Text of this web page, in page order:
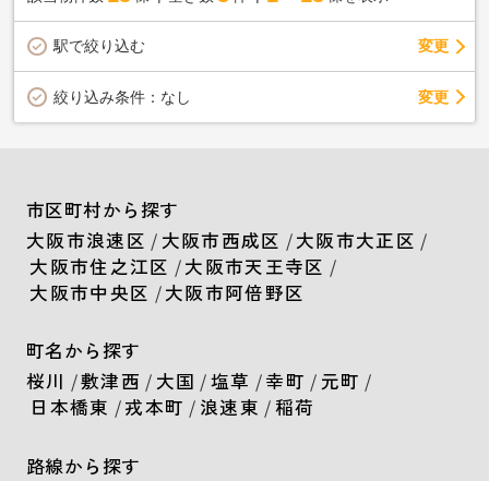
駅で絞り込む 変更
絞り込み条件： なし 変更
市区町村から探す
大阪市浪速区 / 大阪市西成区 /大阪市大正区 /
大阪市住之江区 /大阪市天王寺区 /
大阪市中央区 /大阪市阿倍野区
町名から探す
桜川 /敷津西 / 大国 /塩草 /幸町 / 元町 /
日本橋東 /戎本町 / 浪速東 /稲荷
路線から探す